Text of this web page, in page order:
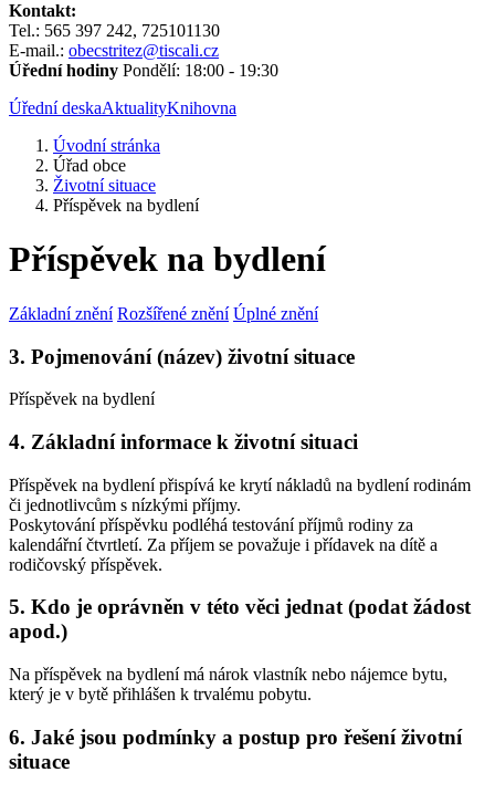
Kontakt:
Tel.: 565 397 242, 725101130
E-mail.: obecstritez@tiscali.cz
Úřední hodiny Pondělí: 18:00 - 19:30
Úřední deskaAktualityKnihovna
Úvodní stránka
Úřad obce
Životní situace
Příspěvek na bydlení
Příspěvek na bydlení
Základní znění Rozšířené znění Úplné znění
3. Pojmenování (název) životní situace
Příspěvek na bydlení
4. Základní informace k životní situaci
Příspěvek na bydlení přispívá ke krytí nákladů na bydlení rodinám
či jednotlivcům s nízkými příjmy.
Poskytování příspěvku podléhá testování příjmů rodiny za
kalendářní čtvrtletí. Za příjem se považuje i přídavek na dítě a
rodičovský příspěvek.
5. Kdo je oprávněn v této věci jednat (podat žádost
apod.)
Na příspěvek na bydlení má nárok vlastník nebo nájemce bytu,
který je v bytě přihlášen k trvalému pobytu.
6. Jaké jsou podmínky a postup pro řešení životní
situace